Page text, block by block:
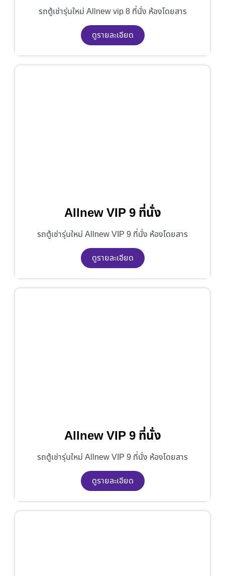
รถตู้เช่ารุ่นใหม่ Allnew vip 8 ที่นั่ง ห้องโดยสาร
ดูรายละเอียด
Allnew VIP 9 ที่นั่ง
รถตู้เช่ารุ่นใหม่ Allnew VIP 9 ที่นั่ง ห้องโดยสาร
ดูรายละเอียด
Allnew VIP 9 ที่นั่ง
รถตู้เช่ารุ่นใหม่ Allnew VIP 9 ที่นั่ง ห้องโดยสาร
ดูรายละเอียด